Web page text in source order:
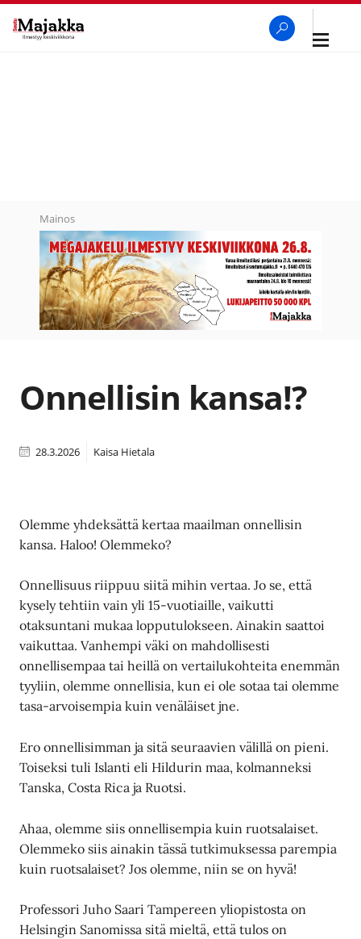
Avaa
Mainos
Onnellisin kansa!?
28.3.2026 Kaisa Hietala
Olemme yhdeksättä kertaa maailman onnellisin
kansa. Haloo! Olemmeko?
Onnellisuus riippuu siitä mihin vertaa. Jo se, että
kysely tehtiin vain yli 15-vuotiaille, vaikutti
otaksuntani mukaa lopputulokseen. Ainakin saattoi
vaikuttaa. Vanhempi väki on mahdollisesti
onnellisempaa tai heillä on vertailukohteita enemmän
tyyliin, olemme onnellisia, kun ei ole sotaa tai olemme
tasa-arvoisempia kuin venäläiset jne.
Ero onnellisimman ja sitä seuraavien välillä on pieni.
Toiseksi tuli Islanti eli Hildurin maa, kolmanneksi
Tanska, Costa Rica ja Ruotsi.
Ahaa, olemme siis onnellisempia kuin ruotsalaiset.
Olemmeko siis ainakin tässä tutkimuksessa parempia
kuin ruotsalaiset? Jos olemme, niin se on hyvä!
Professori Juho Saari Tampereen yliopistosta on
Helsingin Sanomissa sitä mieltä, että tulos on